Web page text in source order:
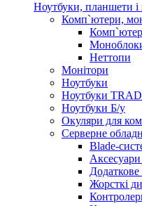
Ноутбуки, планшети
Комп`ютери,
Неттопи
Монітори
Ноутбуки
Ноутбуки
Ноутбуки Б/у
Окуляри для
Серверне
Blade-
Аксесуари
Додаткове
Жорсткі